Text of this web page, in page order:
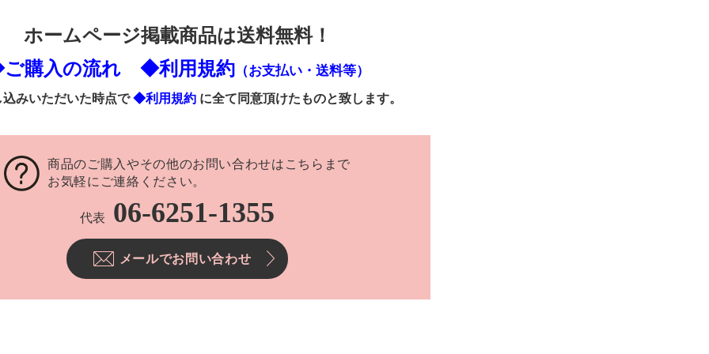
ホームページ掲載商品は送料無料！
購入の流れ
◆利用規約 （お支払い・送料等）
みいただいた時点で◆利用規約 に全て同意頂けたものと致します。
商品のご購入やその他のお問い合わせはこちらまで
お気軽にご連絡ください。
代表 06-6251-1355
メールでお問い合わせ